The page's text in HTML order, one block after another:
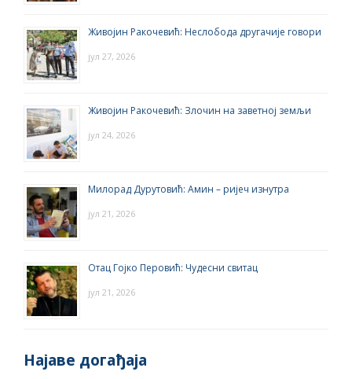
Живојин Ракочевић: Неслобода другачије говори
јул 27, 2026
Живојин Ракочевић: Злочин на заветној земљи
јул 24, 2026
Милорад Дурутовић: Амин – ријеч изнутра
јул 21, 2026
Отац Гојко Перовић: Чудесни свитац
јул 21, 2026
Најаве догађаја